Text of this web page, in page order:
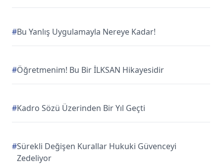
#Bu Yanlış Uygulamayla Nereye Kadar!
#Öğretmenim! Bu Bir İLKSAN Hikayesidir
#Kadro Sözü Üzerinden Bir Yıl Geçti
#Sürekli Değişen Kurallar Hukuki Güvenceyi
Zedeliyor